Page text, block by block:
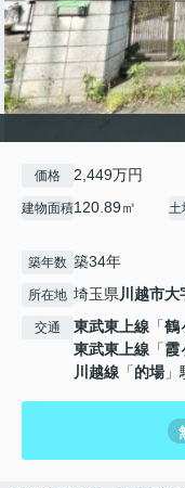
価格 2,449万円
建物面積120.89㎡ 土
築年数 築34年
所在地 埼玉県川越市大
交通 東武東上線 「鶴
東武東上線 「霞
川越線 「的場」